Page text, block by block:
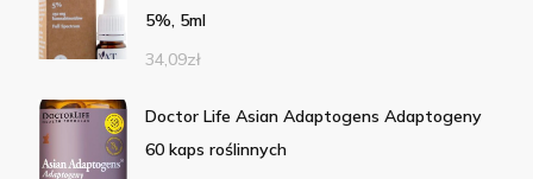
5%, 5ml
34,09zł
Doctor Life Asian Adaptogens Adaptogeny
60 kaps roślinnych